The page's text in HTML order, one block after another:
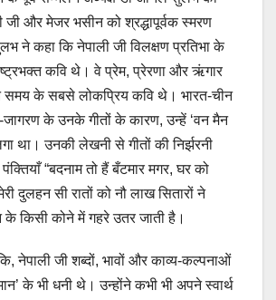
जी और मेजर भसीन को श्रद्धापूर्वक स्मरण
ने कहा कि नेपाली जी विलक्षण प्रतिभा के
कवि थे। वे प्रेम, प्रेरणा और ऋंगार
के सबसे लोकप्रिय कवि थे। भारत-चीन
जागरण के उनके गीतों के कारण, उन्हें ‘वन मैन
था। उनकी लेखनी से गीतों की निर्झरनी
“बदनाम तो हैं बँटमार मगर, घर को
दुलहन सी रातों को नौ लाख सितारों ने
किसी कोने में गहरे उतर जाती है।
नेपाली जी शब्दों, भावों और काव्य-कल्पनाओं
के भी धनी थे। उन्होंने कभी भी अपने स्वार्थ